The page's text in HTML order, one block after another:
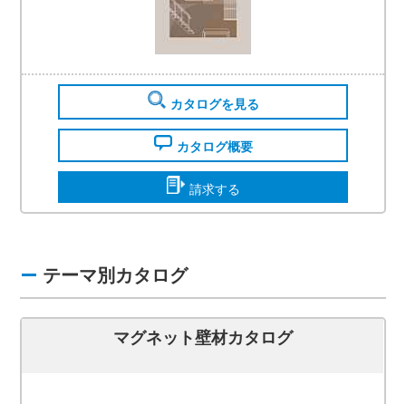
カタログを見る
カタログ概要
請求する
テーマ別カタログ
マグネット壁材カタログ